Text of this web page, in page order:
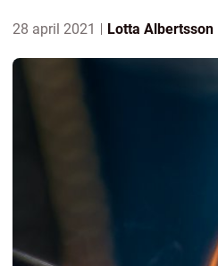
28 april 2021 Lotta Albertsson